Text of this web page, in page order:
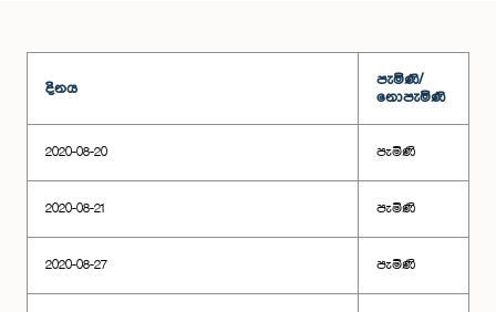
දිනය
පැමිණි/
නොපැමිණි
2020-08-20 පැමිණි
2020-08-21 පැමිණි
2020-08-27 පැමිණි